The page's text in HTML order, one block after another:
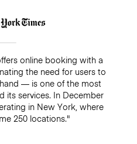
online booking with a
the need for users to
— is one of the most
its services. In December
in New York, where
250 locations."